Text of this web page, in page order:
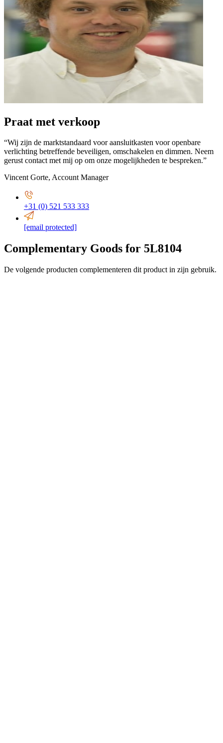
Praat met verkoop
“Wij zijn de marktstandaard voor aansluitkasten voor openbare
verlichting betreffende beveiligen, omschakelen en dimmen. Neem
gerust contact met mij op om onze mogelijkheden te bespreken.”
Vincent Gorte, Account Manager
+31 (0) 521 533 333
[email protected]
Complementary Goods for 5L8104
De volgende producten complementeren dit product in zijn gebruik.